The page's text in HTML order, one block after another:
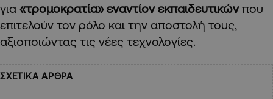
για «τρομοκρατία» εναντίον εκπαιδευτικώνπου
επιτελούν τον ρόλο και την αποστολή τους,
αξιοποιώντας τις νέες τεχνολογίες.
ΣΧΕΤΙΚΑ ΑΡΘΡΑ